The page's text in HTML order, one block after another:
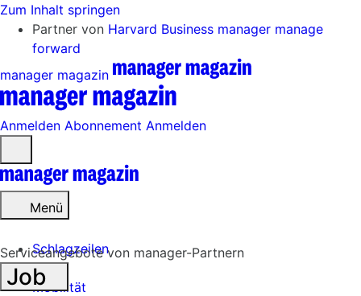
Zum Inhalt springen
Partner von Harvard Business manager manage
forward
manager magazin
Anmelden Abonnement Anmelden
öffnen
Menü
Schlagzeilen
Mobilität
Serviceangebote von manager-Partnern
Job